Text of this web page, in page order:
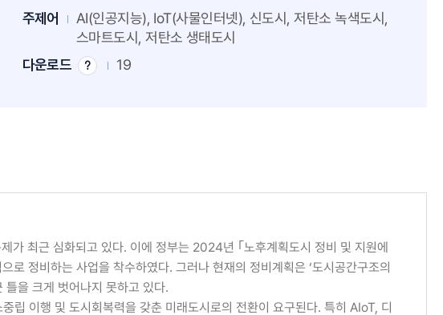
주제어
AI(인공지능), IoT(사물인터넷), 신도시, 저탄소 녹색도시,
스마트도시, 저탄소 생태도시
다운로드
다
19
최근 심화되고 있다. 이에 정부는 2024년 ｢노후계획도시 정비 및 지원에
정비하는 사업을 착수하였다. 그러나 현재의 정비계획은 ‘도시공간구조의
틀을 크게 벗어나지 못하고 있다.
립 이행 및 도시회복력을 갖춘 미래도시로의 전환이 요구된다. 특히 AIoT, 디